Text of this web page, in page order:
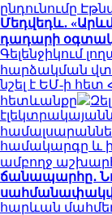
ընդունումը
Մեդվեդև․
դադարի
Գելենջիկում
հարձակման
նշել է ԵՄ-ի
հետևանքը
համակարգը և
ամբողջ
ճանապարհը․
հարևան